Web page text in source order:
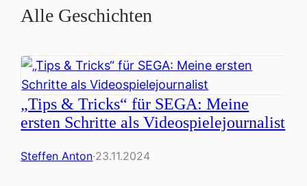
Alle Geschichten
„Tips & Tricks“ für SEGA: Meine
ersten Schritte als Videospielejournalist
Steffen Anton·23.11.2024